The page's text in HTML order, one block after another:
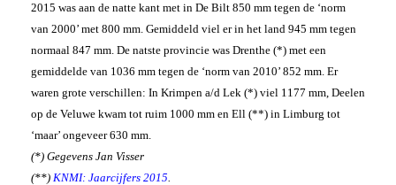
Weeroverzicht 2023
Weeroverzicht 2022
Archief Jaren
Weersverwachting
ADS Dagen
Dagrecords
Windchill berekenen
Bijzonder
Hitte Moskou 2010
Hitte Finland 2025
Nat UK & Sneeuw 2016
Koude Maart 2013
Rolwolk 2012
Franks weer
Gift
Haarlems gegevens
Foto’s
Nine Star Ki
Basis van Nine Star Ki
Your 3 stars
RIP
Aad
2015 was aan de natte kant met in De Bilt 850 mm tegen de ‘norm
van 2000’ met 800 mm. Gemiddeld viel er in het land 945 mm tegen
normaal 847 mm. De natste provincie was Drenthe (*) met een
gemiddelde van 1036 mm tegen de ‘norm van 2010’ 852 mm. Er
waren grote verschillen: In Krimpen a/d Lek (*) viel 1177 mm, Deelen
op de Veluwe kwam tot ruim 1000 mm en Ell (**) in Limburg tot
‘maar’ ongeveer 630 mm.
(*) Gegevens Jan Visser
(**) KNMI: Jaarcijfers 2015.